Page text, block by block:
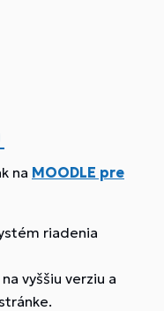
na MOODLE pre
riadenia
vyššiu verziu a